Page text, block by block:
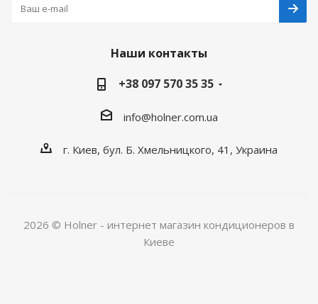
Наши контакты
+38 097 570 35 35
info@holner.com.ua
г. Киев, бул. Б. Хмельницкого, 41, Украина
2026 © Holner - интернет магазин кондиционеров в
Киеве